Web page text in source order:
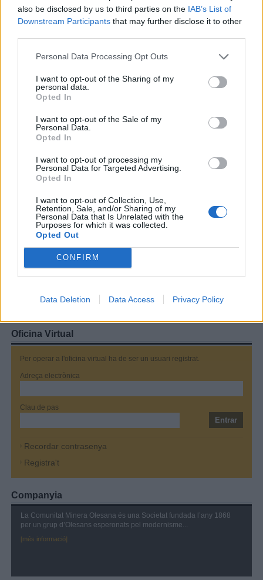
also be disclosed by us to third parties on the IAB’s List of
Downstream Participants that may further disclose it to other
Personal Data Processing Opt Outs
I want to opt-out of the Sharing of my
personal data.
Opted In
I want to opt-out of the Sale of my
Personal Data.
Opted In
I want to opt-out of processing my
Personal Data for Targeted Advertising.
Opted In
I want to opt-out of Collection, Use,
Retention, Sale, and/or Sharing of my
Personal Data that Is Unrelated with the
Purposes for which it was collected.
Opted Out
CONFIRM
Data Deletion Data Access Privacy Policy
Nom *
Email *
* Camps
obligatoris
can augmentin help a uti, 09/03/2025 - 22:26h
<a href=https://augmentin.top/>augmentin ear infection</a> At the same
time, though, Francis has made clear he expects his bishops to live
simply, setting as an example his own humble lifestyle
oriol francesch , 10/07/2024 - 18:11h
, 10/07/2024 - 18:08h
Oficina Virtual
Per operar a l'oficina virtual ha de ser un usuari registrat.
Adreça electrònica
Clau de pas
Recordar contrasenya
Registra't
Companyia
La Comunitat Minera Olesana és una Societat fundada l’any 1868
per un grup d’Olesans esperonats pel modernisme...
[més informació]